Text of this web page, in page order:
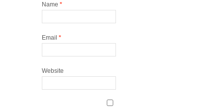
Name *
Email *
Website